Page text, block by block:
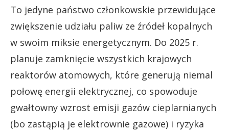
To jedyne państwo członkowskie przewidujące
zwiększenie udziału paliw ze źródeł kopalnych
w swoim miksie energetycznym. Do 2025 r.
planuje zamknięcie wszystkich krajowych
reaktorów atomowych, które generują niemal
połowę energii elektrycznej, co spowoduje
gwałtowny wzrost emisji gazów cieplarnianych
(bo zastąpią je elektrownie gazowe) i ryzyka